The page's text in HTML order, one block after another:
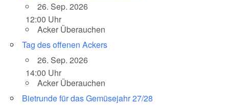
26. Sep. 2026
12:00 Uhr
Acker Überauchen
Tag des offenen Ackers
26. Sep. 2026
14:00 Uhr
Acker Überauchen
Bietrunde für das Gemüsejahr 27/28